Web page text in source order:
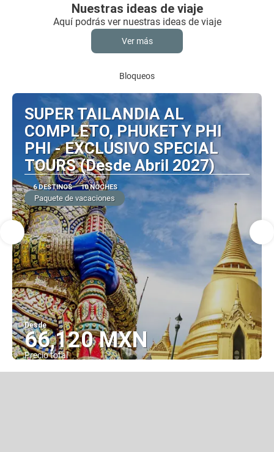
Nuestras ideas de viaje
Aquí podrás ver nuestras ideas de viaje
Ver más
Bloqueos
SUPER TAILANDIA AL
COMPLETO, PHUKET Y PHI
PHI - EXCLUSIVO SPECIAL
TOURS (Desde Abril 2027)
6 DESTINOS 10 NOCHES
Paquete de vacaciones
Desde
66,120 MXN
Precio total
Ver